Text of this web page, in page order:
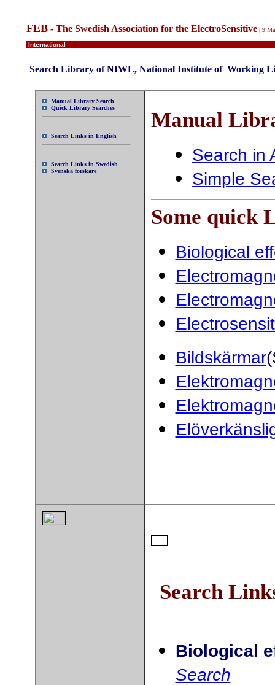
FEB- The Swedish Association for the ElectroSensitive | 9
International
Search Library of NIWL, National Institute of Working
Manual Library Search
Quick Library Searches
Search Links in English
Search Links in Swedish
Svenska forskare
Manual
Search in
Simple
Some quick
Biological
Bildskärmar
Search
Biological
Search